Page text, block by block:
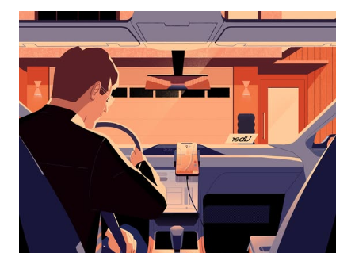
Sulje
Esc-
painikkeella.